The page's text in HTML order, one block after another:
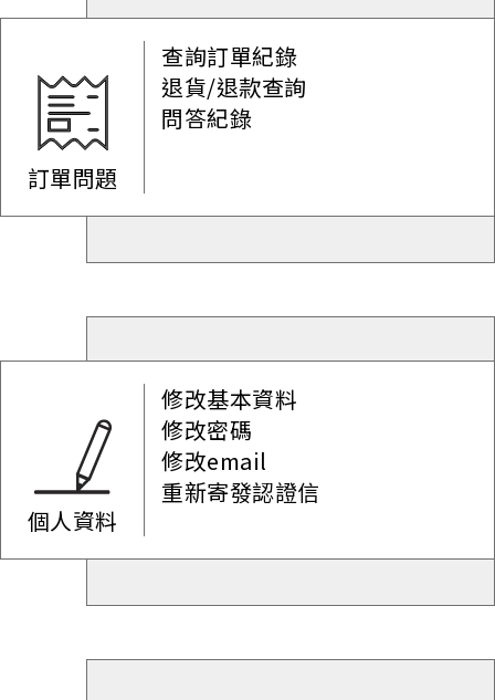
訂單問題
查詢訂單紀錄
退貨/退款查詢
問答紀錄
個人資料
修改基本資料
修改密碼
修改email
重新寄發認證信